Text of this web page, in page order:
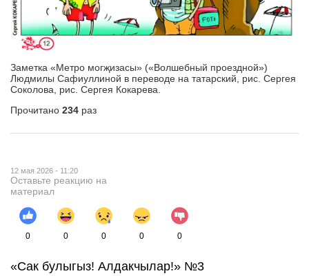
Заметка «Метро могҗизасы» («Волшебный проездной»)
Людмилы Сафиуллиной в переводе на татарский, рис. Сергея
Соколова, рис. Сергея Кокарева.
Прочитано 234 раз
12 мая 2026 - 11:20
Оставьте реакцию на
материал
0 0 0 0 0
«Сак булыгыз! Алдакчылар!» №3